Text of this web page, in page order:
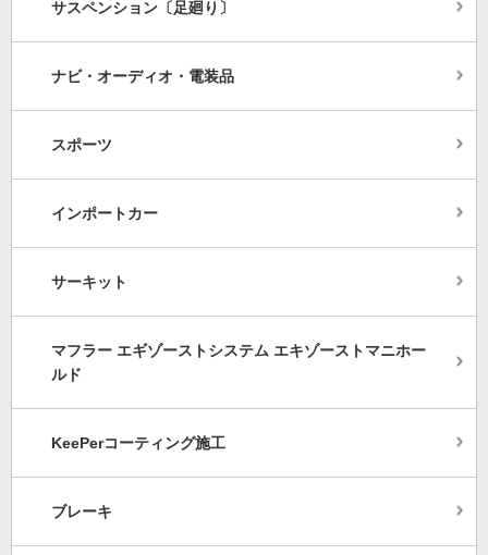
サスペンション〔足廻り〕
ナビ・オーディオ・電装品
スポーツ
インポートカー
サーキット
マフラー エギゾーストシステム エキゾーストマニホー
ルド
KeePerコーティング施工
ブレーキ